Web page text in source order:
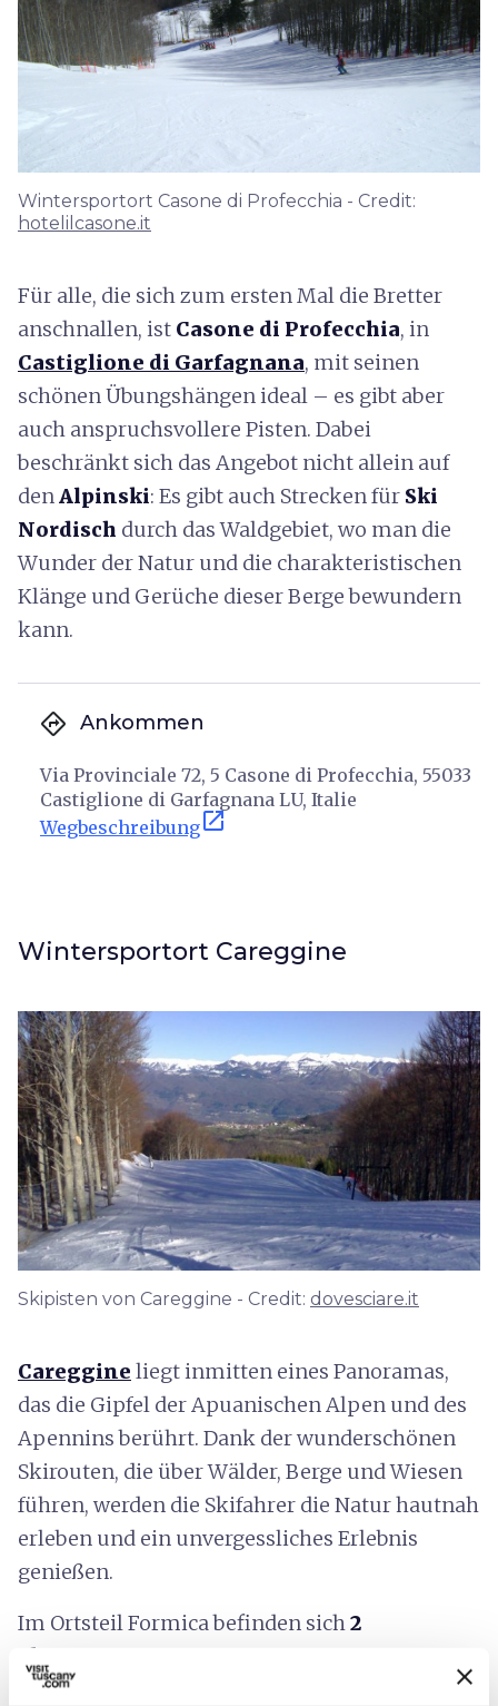
Wintersportort Casone di Profecchia - Credit:
hotelilcasone.it
Für alle, die sich zum ersten Mal die Bretter
anschnallen, ist Casone di Profecchia, in
Castiglione di Garfagnana, mit seinen
schönen Übungshängen ideal – es gibt aber
auch anspruchsvollere Pisten. Dabei
beschränkt sich das Angebot nicht allein auf
denAlpinski: Es gibt auch Strecken für Ski
Nordisch durch das Waldgebiet, wo man die
Wunder der Natur und die charakteristischen
Klänge und Gerüche dieser Berge bewundern
kann.
directions Ankommen
Via Provinciale 72, 5 Casone di Profecchia, 55033
Castiglione di Garfagnana LU, Italie
Wegbeschreibungopen_in_new
Wintersportort Careggine
Skipisten von Careggine - Credit: dovesciare.it
Careggine liegt inmitten eines Panoramas,
das die Gipfel der Apuanischen Alpen und des
Apennins berührt. Dank der wunderschönen
Skirouten, die über Wälder, Berge und Wiesen
führen, werden die Skifahrer die Natur hautnah
erleben und ein unvergessliches Erlebnis
genießen.
Im Ortsteil Formica befinden sich2
Skipisten
Monte la Cima weitere 3 Pisten